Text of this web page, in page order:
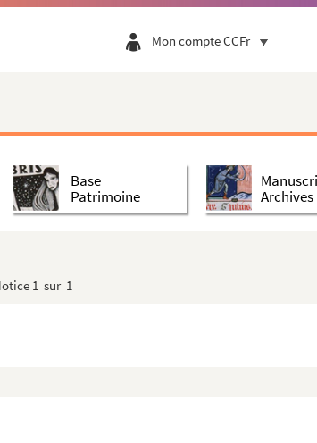
Mon compte CCFr
Base
Patrimoine
Archives
1 sur 1